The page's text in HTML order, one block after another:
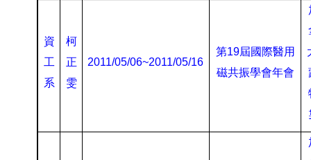
資
工
系
柯
正
雯
2011/05/06~2011/05/16
第19屆國際醫用
磁共振學會年會